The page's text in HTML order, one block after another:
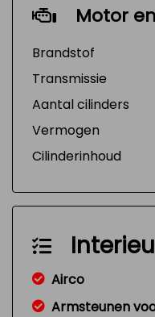
Motor
Brandstof
Transmissie
Aantal cilinders
Vermogen
Cilinderinhoud
Airco
Armsteunen